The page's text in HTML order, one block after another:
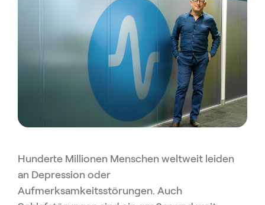
Hunderte Millionen Menschen weltweit leiden
an Depression oder
Aufmerksamkeitsstörungen. Auch